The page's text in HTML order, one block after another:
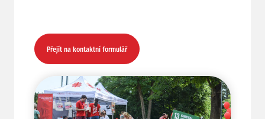
Přejít na kontaktní formulář